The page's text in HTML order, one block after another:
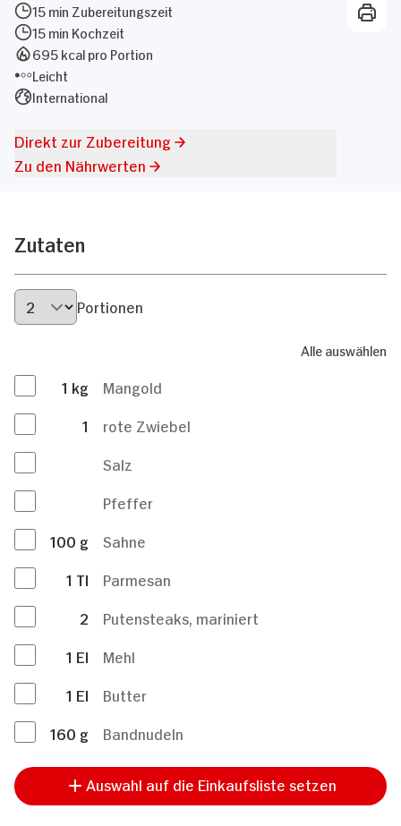
15 min Zubereitungszeit
15 min Kochzeit
695 kcal pro Portion
Leicht
International
Direkt zur Zubereitung
Zu den Nährwerten
Zutaten
Portionen
Alle auswählen
1 kg
Mangold
1
rote Zwiebel
Salz
Pfeffer
100 g
Sahne
1 Tl
Parmesan
2
Putensteaks, mariniert
1 El
Mehl
1 El
Butter
160 g Bandnudeln
Auswahl auf die Einkaufsliste setzen